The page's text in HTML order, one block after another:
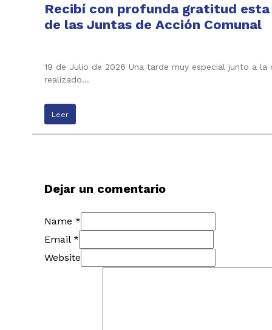
Recibí con profunda gratitud
de las Juntas de Acción Comunal
19 de Julio de 2026 Una tarde muy especial junto a
realizado…
Leer
Dejar un comentario
Name *
Email *
Website